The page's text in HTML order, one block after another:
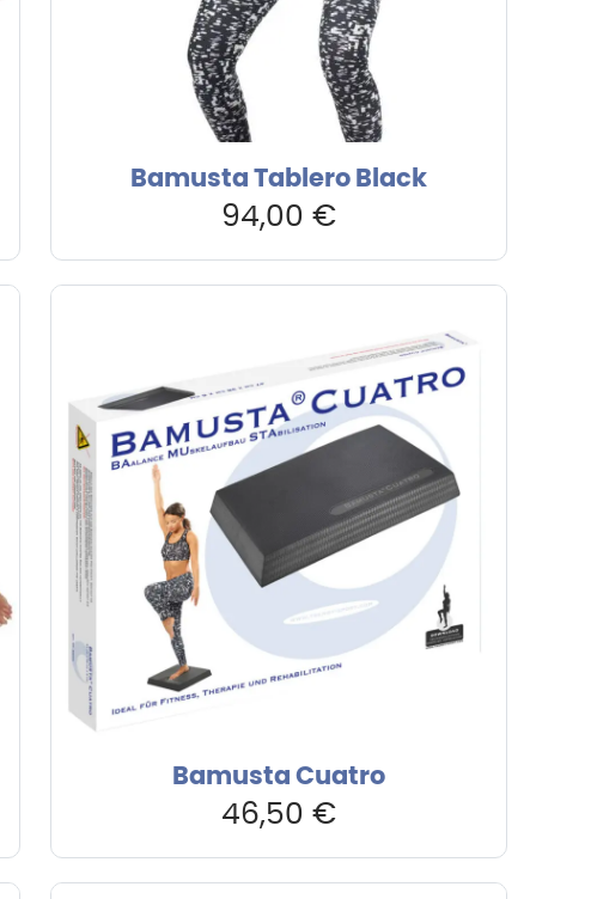
Bamusta Tablero Black
94,00 €
Bamusta Cuatro
46,50 €